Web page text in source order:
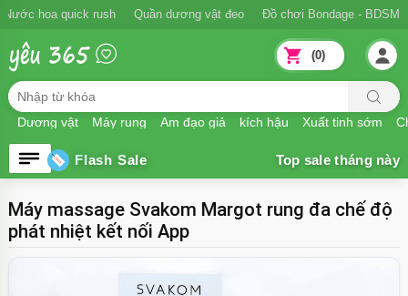
Ngăn xuất tinh sớm Nước hoa quick rush Quần dương vật đeo Đồ
Dương vật Máy rung Âm đạo giả kích hậu Xuất tinh sớm
(0)
Flash Sale
Máy massage Svakom Margot rung đa chế độ
phát nhiệt kết nối App